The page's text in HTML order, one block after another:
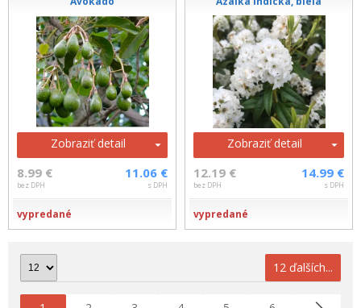
Zobraziť detail
8.99 €
bez DPH
11.06 €
s DPH
vypredané
Zobraziť detail
12.19 €
bez DPH
14.99 €
s DPH
vypredané
12 ďalších...